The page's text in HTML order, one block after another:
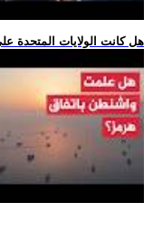
.. هل كانت الولايات المتحدة